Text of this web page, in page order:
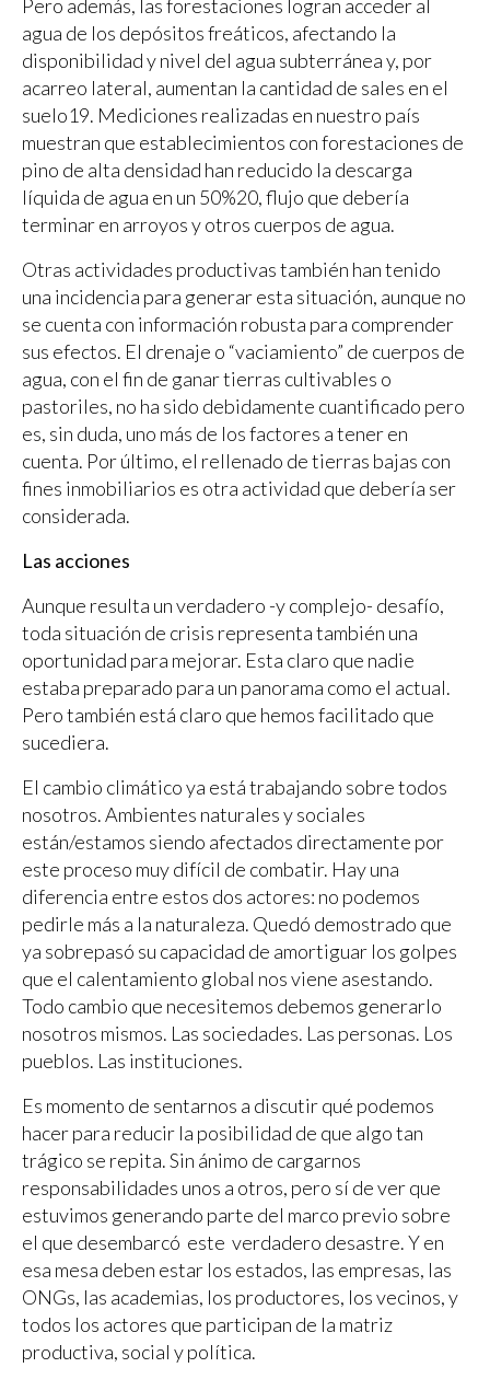
Pero además, las forestaciones logran acceder al
agua de los depósitos freáticos, afectando la
disponibilidad y nivel del agua subterránea y, por
acarreo lateral, aumentan la cantidad de sales en el
suelo19. Mediciones realizadas en nuestro país
muestran que establecimientos con forestaciones de
pino de alta densidad han reducido la descarga
líquida de agua en un 50%20, flujo que debería
terminar en arroyos y otros cuerpos de agua.
Otras actividades productivas también han tenido
una incidencia para generar esta situación, aunque no
se cuenta con información robusta para comprender
sus efectos. El drenaje o “vaciamiento” de cuerpos de
agua, con el fin de ganar tierras cultivables o
pastoriles, no ha sido debidamente cuantificado pero
es, sin duda, uno más de los factores a tener en
cuenta. Por último, el rellenado de tierras bajas con
fines inmobiliarios es otra actividad que debería ser
considerada.
Las acciones
Aunque resulta un verdadero -y complejo- desafío,
toda situación de crisis representa también una
oportunidad para mejorar. Esta claro que nadie
estaba preparado para un panorama como el actual.
Pero también está claro que hemos facilitado que
sucediera.
El cambio climático ya está trabajando sobre todos
nosotros. Ambientes naturales y sociales
están/estamos siendo afectados directamente por
este proceso muy difícil de combatir. Hay una
diferencia entre estos dos actores: no podemos
pedirle más a la naturaleza. Quedó demostrado que
ya sobrepasó su capacidad de amortiguar los golpes
que el calentamiento global nos viene asestando.
Todo cambio que necesitemos debemos generarlo
nosotros mismos. Las sociedades. Las personas. Los
pueblos. Las instituciones.
Es momento de sentarnos a discutir qué podemos
hacer para reducir la posibilidad de que algo tan
trágico se repita. Sin ánimo de cargarnos
responsabilidades unos a otros, pero sí de ver que
estuvimos generando parte del marco previo sobre
el que desembarcó este verdadero desastre. Y en
esa mesa deben estar los estados, las empresas, las
ONGs, las academias, los productores, los vecinos, y
todos los actores que participan de la matriz
productiva, social y política.